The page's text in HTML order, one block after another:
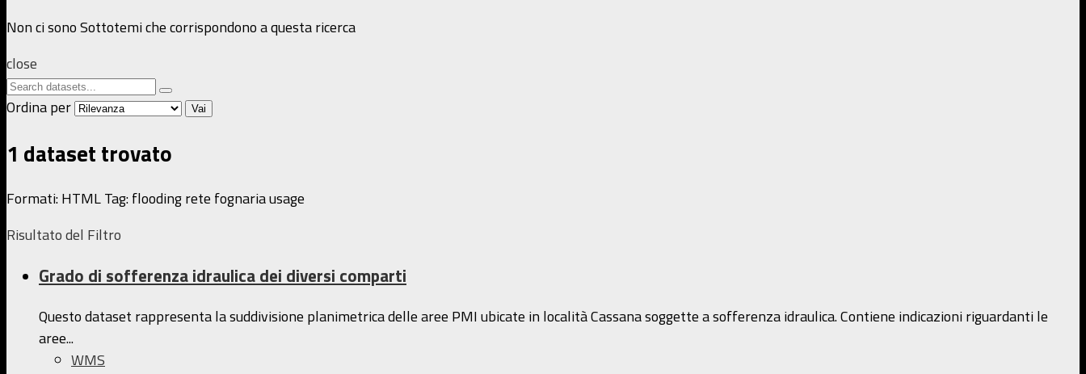
Non ci sono Sottotemi che corrispondono a questa ricerca
close
Ordina per
Vai
1 dataset trovato
Formati:HTMLTag:floodingrete fognariausage
Risultato del Filtro
Grado di sofferenza idraulica dei diversi comparti
Questo dataset rappresenta la suddivisione planimetrica delle aree PMI ubicate in località Cassana soggette a sofferenza idraulica. Contiene indicazioni riguardanti le
aree...
WMS